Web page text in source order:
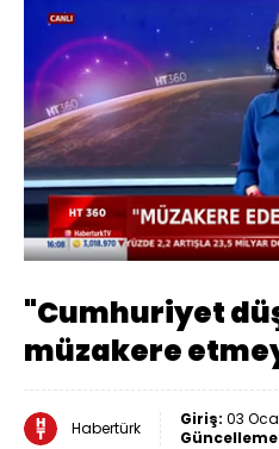
Sesi
Aç
Yüklendi:
49.91%
"Cumhuriyet
müzakere
Habertürk Giriş: 03